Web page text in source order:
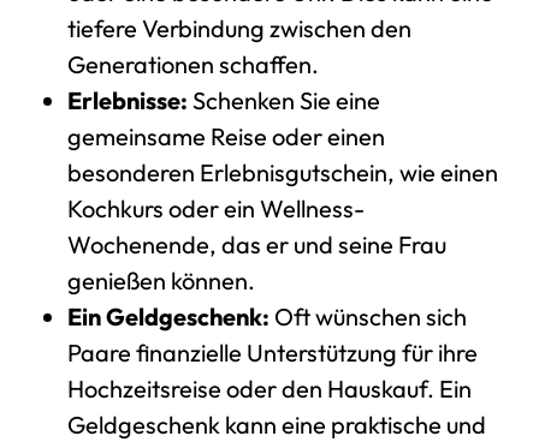
tiefere Verbindung zwischen den
Generationen schaffen.
Erlebnisse: Schenken Sie eine
gemeinsame Reise oder einen
besonderen Erlebnisgutschein, wie einen
Kochkurs oder ein Wellness-
Wochenende, das er und seine Frau
genießen können.
Ein Geldgeschenk: Oft wünschen sich
Paare finanzielle Unterstützung für ihre
Hochzeitsreise oder den Hauskauf. Ein
Geldgeschenk kann eine praktische und